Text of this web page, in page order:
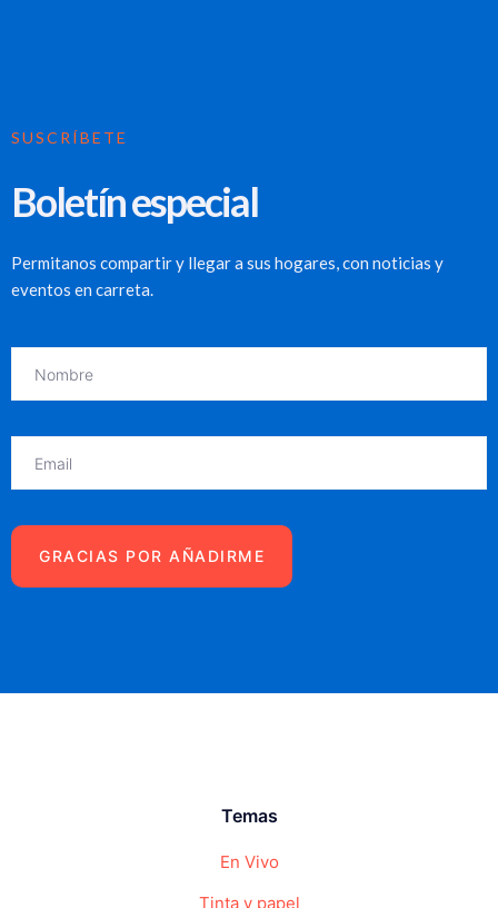
SUSCRÍBETE
Boletín especial
Permitanos compartir y llegar a sus hogares, con noticias y
eventos en carreta.
Temas
En Vivo
Tinta y papel